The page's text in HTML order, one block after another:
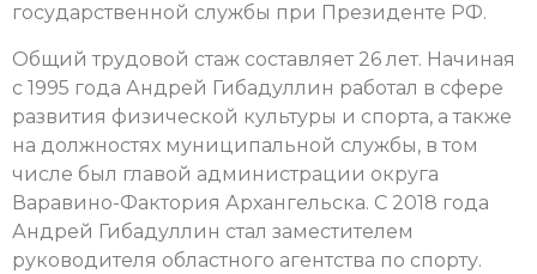
государственной службы при Президенте РФ.
Общий трудовой стаж составляет 26 лет. Начиная
с 1995 года Андрей Гибадуллин работал в сфере
развития физической культуры и спорта, а также
на должностях муниципальной службы, в том
числе был главой администрации округа
Варавино-Фактория Архангельска. С 2018 года
Андрей Гибадуллин стал заместителем
руководителя областного агентства по спорту.